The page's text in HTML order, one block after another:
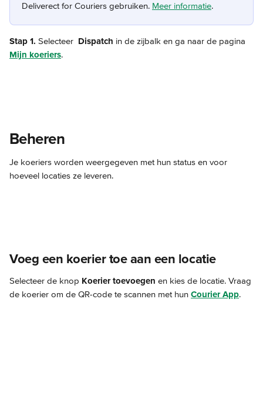
Deliverect for Couriers gebruiken. Meer informatie.
Stap 1. Selecteer Dispatch in de zijbalk en ga naar de pagina
Mijn koeriers.
Beheren
Je koeriers worden weergegeven met hun status en voor
hoeveel locaties ze leveren.
Voeg een koerier toe aan een locatie
Selecteer de knop Koerier toevoegen en kies de locatie. Vraag
de koerier om de QR-code te scannen met hun Courier App.